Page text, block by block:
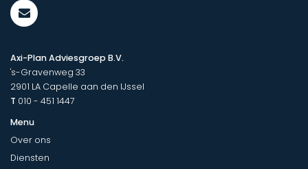
Axi-Plan Adviesgroep B.V.
's-Gravenweg 33
2901 LA Capelle aan den IJssel
T 010 - 451 1447
Menu
Over ons
Diensten